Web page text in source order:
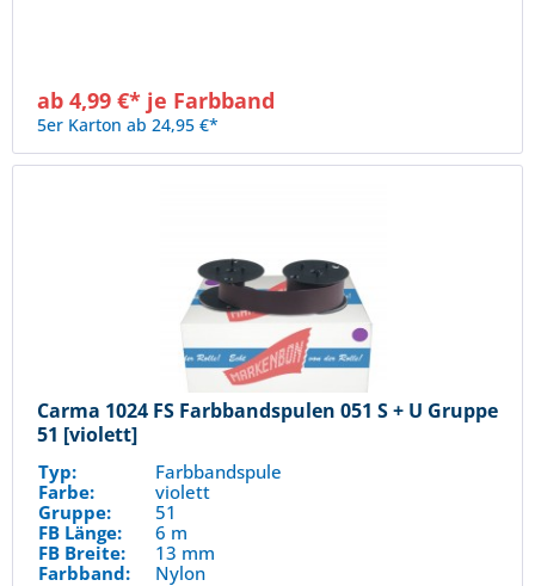
ab 4,99 €* je Farbband
5er Karton ab 24,95 €*
Carma 1024 FS Farbbandspulen 051 S + U Gruppe
51 [violett]
Typ:
Farbbandspule
Farbe:
violett
Gruppe:
51
FB Länge:
6 m
FB Breite:
13 mm
Farbband:
Nylon